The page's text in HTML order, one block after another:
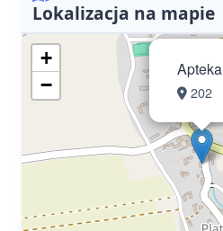
Lokalizacja na mapie
Apteka
202
+
−